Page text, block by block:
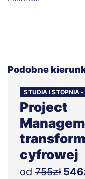
Podobne
STUDIA I STOPNIA
Project
cyfrowej
od 755zł